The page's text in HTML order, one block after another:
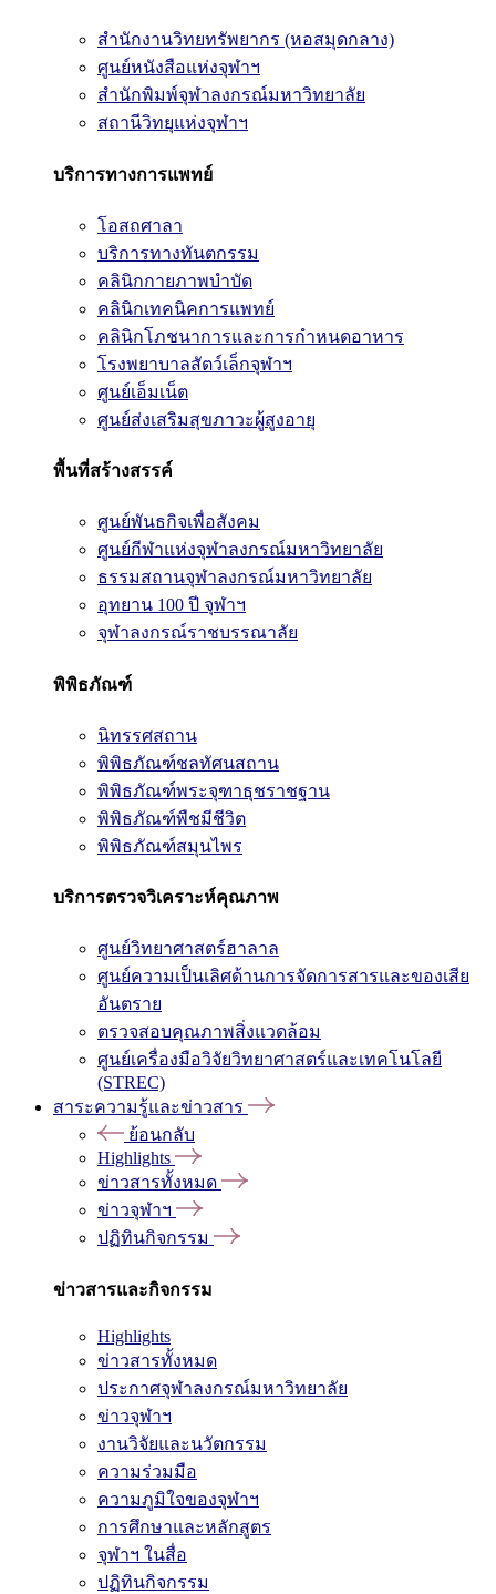
สำนักงานวิทยทรัพยากร (หอสมุดกลาง)
ศูนย์หนังสือแห่งจุฬาฯ
สำนักพิมพ์จุฬาลงกรณ์มหาวิทยาลัย
สถานีวิทยุแห่งจุฬาฯ
บริการทางการแพทย์
โอสถศาลา
บริการทางทันตกรรม
คลินิกกายภาพบำบัด
คลินิกเทคนิคการแพทย์
คลินิกโภชนาการและการกำหนดอาหาร
โรงพยาบาลสัตว์เล็กจุฬาฯ
ศูนย์เอ็มเน็ต
ศูนย์ส่งเสริมสุขภาวะผู้สูงอายุ
พื้นที่สร้างสรรค์
ศูนย์พันธกิจเพื่อสังคม
ศูนย์กีฬาแห่งจุฬาลงกรณ์มหาวิทยาลัย
ธรรมสถานจุฬาลงกรณ์มหาวิทยาลัย
อุทยาน 100 ปี จุฬาฯ
จุฬาลงกรณ์ราชบรรณาลัย
พิพิธภัณฑ์
นิทรรศสถาน
พิพิธภัณฑ์ชลทัศนสถาน
พิพิธภัณฑ์พระจุฑาธุชราชฐาน
พิพิธภัณฑ์พืชมีชีวิต
พิพิธภัณฑ์สมุนไพร
บริการตรวจวิเคราะห์คุณภาพ
ศูนย์วิทยาศาสตร์ฮาลาล
ศูนย์ความเป็นเลิศด้านการจัดการสารและของเสีย
อันตราย
ตรวจสอบคุณภาพสิ่งแวดล้อม
ศูนย์เครื่องมือวิจัยวิทยาศาสตร์และเทคโนโลยี
(STREC)
สาระความรู้และข่าวสาร
ย้อนกลับ
Highlights
ข่าวสารทั้งหมด
ข่าวจุฬาฯ
ปฏิทินกิจกรรม
ข่าวสารและกิจกรรม
Highlights
ข่าวสารทั้งหมด
ประกาศจุฬาลงกรณ์มหาวิทยาลัย
ข่าวจุฬาฯ
งานวิจัยและนวัตกรรม
ความร่วมมือ
ความภูมิใจของจุฬาฯ
การศึกษาและหลักสูตร
จุฬาฯ ในสื่อ
ปฏิทินกิจกรรม